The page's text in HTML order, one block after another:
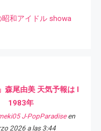
昭和アイドル showa
森尾由美 天気予報は I
1983年
J-PopParadiseen
2026 a las 3:44